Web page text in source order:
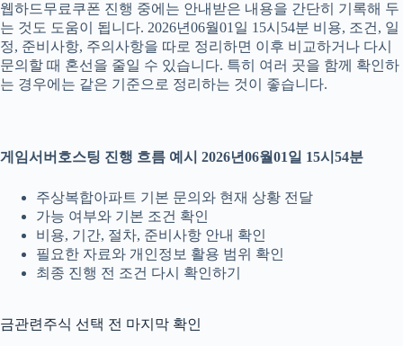
웹하드무료쿠폰 진행 중에는 안내받은 내용을 간단히 기록해 두
는 것도 도움이 됩니다. 2026년06월01일 15시54분 비용, 조건, 일
정, 준비사항, 주의사항을 따로 정리하면 이후 비교하거나 다시
문의할 때 혼선을 줄일 수 있습니다. 특히 여러 곳을 함께 확인하
는 경우에는 같은 기준으로 정리하는 것이 좋습니다.
게임서버호스팅 진행 흐름 예시 2026년06월01일 15시54분
주상복합아파트 기본 문의와 현재 상황 전달
가능 여부와 기본 조건 확인
비용, 기간, 절차, 준비사항 안내 확인
필요한 자료와 개인정보 활용 범위 확인
최종 진행 전 조건 다시 확인하기
금관련주식 선택 전 마지막 확인